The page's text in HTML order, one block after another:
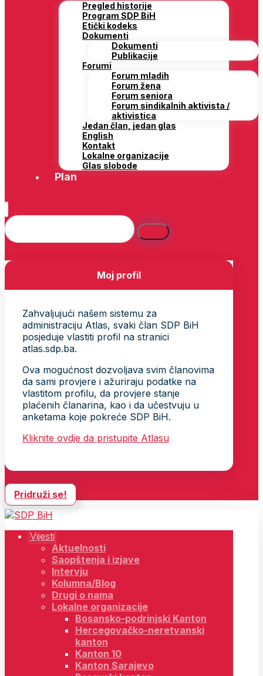
Pregled historije
Program SDP BiH
Etički kodeks
Dokumenti
Dokumenti
Publikacije
Forumi
Forum mladih
Forum žena
Forum seniora
Forum sindikalnih aktivista /
aktivistica
Jedan član, jedan glas
English
Kontakt
Lokalne organizacije
Glas slobode
Plan
Moj profil
Zahvaljujući našem sistemu za
administraciju Atlas, svaki član SDP BiH
posjeduje vlastiti profil na stranici
atlas.sdp.ba.
Ova mogućnost dozvoljava svim članovima
da sami provjere i ažuriraju podatke na
vlastitom profilu, da provjere stanje
plaćenih članarina, kao i da učestvuju u
anketama koje pokreće SDP BiH.
Kliknite ovdje da pristupite Atlasu
Pridruži se!
Vijesti
Aktuelnosti
Saopštenja i izjave
Intervju
Kolumna/Blog
Drugi o nama
Lokalne organizacije
Bosansko-podrinjski Kanton
Hercegovačko-neretvanski
kanton
Kanton 10
Kanton Sarajevo